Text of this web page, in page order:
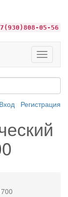
05-56
Toggle
Вход Регистрация